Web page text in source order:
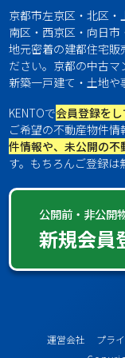
京都市左京区・北区・
南区・西京区・向日市
地元密着の建都住宅販
ださい。京都の中古マ
新築一戸建て・土地や
KENTOで会員登録を
ご希望の不動産物件情
件情報や、未公開の
す。もちろんご登録は
公開前・非公開
新規会員
運営会社 プラ